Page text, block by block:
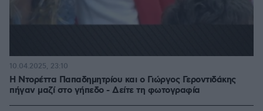
Η Ντορέττα Παπαδημητρίου και ο Γιώργος Γεροντιδάκης
πήγαν μαζί στο γήπεδο - Δείτε τη φωτογραφία
10.04.2025, 23:10